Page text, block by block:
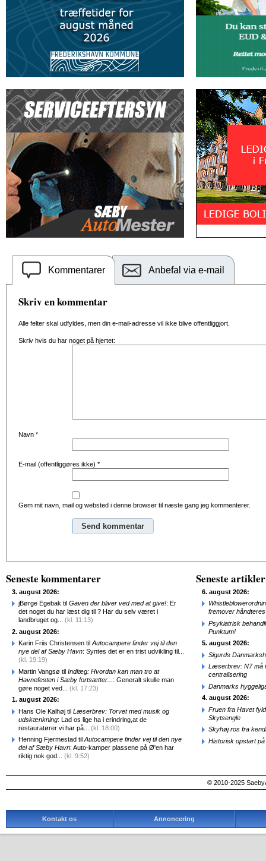
Kommentarer Anbefal via e-mail
Skriv en kommentar
Alle felter skal udfyldes, men din e-mail-adresse vil ikke blive offentliggjort.
Skriv hvis du har noget på hjertet:
Navn *
E-mail (offentliggøres ikke) *
Gem mit navn, mail og websted i denne browser til næste gang jeg kommenterer.
Seneste kommentarer
3. august 2026:
jBørge Egebak til Gaven der bliver ved med at give!: Er
det noget du har læst dig til ? Har du selv været i
landbruget og... (kl. 11:13)
2. august 2026:
Karin Friis Christensen til Autocampere finder vej til den
nye del af Sæby Havn: Syntes det er en trist udvikling til...
(kl. 19:19)
Martin Vangsø til Indlæg: Hvordan kan man tro at
Havnefesten i Sæby fortsætter... : Generalt skulle man
gøre noget ved... (kl. 17:23)
1. august 2026:
Hans Ole Kalhøj til Læserbrev: Torvet med musik og
udskænkning: Lad os lige ha i erindring,at de
restauratører vi har på... (kl. 18:00)
Henning Fjermestad til Autocampere finder vej til den nye
del af Sæby Havn: Auto-kamper plassene på Ø'en har
riktig nok god... (kl. 9:52)
Seneste artikler
6. august 2026:
fremover
Psykiatrisk
Punktum!
5. august 2026:
Sigurds
Læserbrev: N7 må
centralisering
Danmarks
4. august 2026:
Fruen fra Havet
Skytsengle
Skyhøj ros fra
Historisk opstart
© 2010-2025
Kontakt os Annoncering